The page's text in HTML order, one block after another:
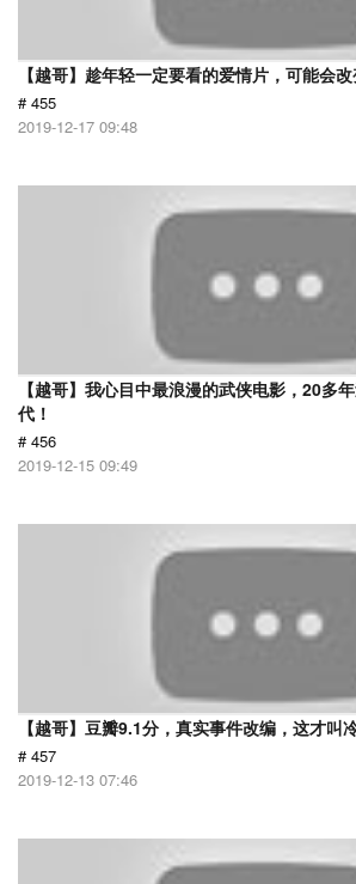
【越哥】趁年轻一定要看的爱情片，可能会
# 455
2019-12-17 09:48
【越哥】我心目中最浪漫的武侠电影，20多
代！
# 456
2019-12-15 09:49
【越哥】豆瓣9.1分，真实事件改编，这才叫
# 457
2019-12-13 07:46